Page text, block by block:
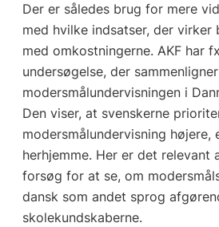
Der er således brug for mere
med hvilke indsatser, der virker
med omkostningerne. AKF har
undersøgelse, der sammenligner
modersmålundervisningen i
Den viser, at svenskerne
modersmålundervisning højere,
herhjemme. Her er det
forsøg for at se, om
dansk som andet sprog
skolekundskaberne.